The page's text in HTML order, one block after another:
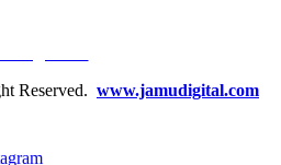
Reserved. www.jamudigital.com